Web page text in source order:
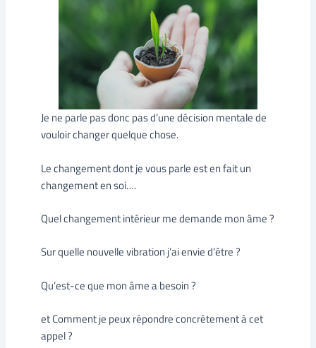
Je ne parle pas donc pas d’une décision mentale de
vouloir changer quelque chose.
Le changement dont je vous parle est en fait un
changement en soi….
Quel changement intérieur me demande mon âme ?
Sur quelle nouvelle vibration j’ai envie d’être ?
Qu’est-ce que mon âme a besoin ?
et Comment je peux répondre concrètement à cet
appel ?